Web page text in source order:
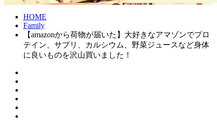
HOME
Family
【amazonから荷物が届いた】大好きなアマゾンでプロ
テイン、サプリ、カルシウム、野菜ジュースなど身体
に良いものを沢山買いました！